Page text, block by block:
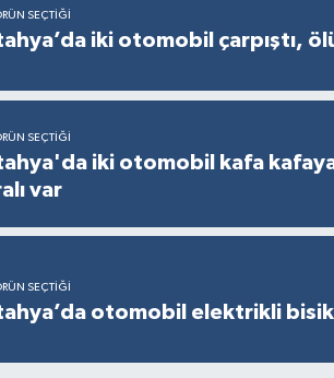
SEÇTIĞI
iki otomobil çarpıştı,
SEÇTIĞI
iki otomobil kafa kafaya
var
SEÇTIĞI
otomobil elektrikli